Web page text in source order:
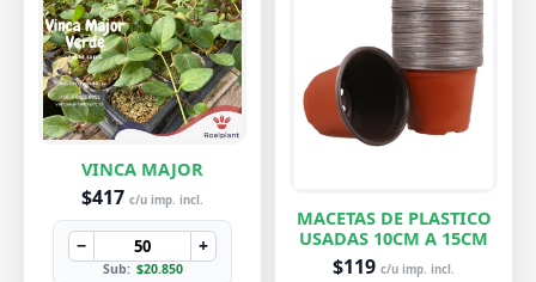
VINCA MAJOR
$417 c/u imp. incl.
− +
Sub: $20.850
MACETAS DE PLASTICO
USADAS 10CM A 15CM
$119 c/u imp. incl.